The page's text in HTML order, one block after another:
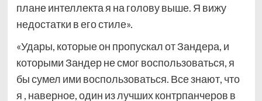
плане интеллекта я на голову выше. Я вижу
недостатки в его стиле».
«Удары, которые он пропускал от Зандера, и
которыми Зандер не смог воспользоваться, я
бы сумел ими воспользоваться. Все знают, что
я , наверное, один из лучших контрпанчеров в